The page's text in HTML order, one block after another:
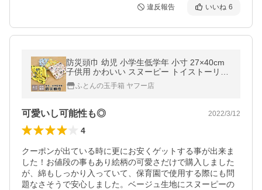
違反報告 いいね 6
防災頭巾 幼児 小学生低学年 小寸 27×40cm
子供用 かわいい スヌーピー トイストーリー
プーさん ミニオンズ 耳穴付き 防災グッズ
ふとんの玉手箱 ヤフー店
可愛いし可能性も◎ 2022/3/12
4
クーポンが出ている時に更にお安くゲットする事が出来ま
した！お値段の事もあり絵柄の可愛さだけで購入しました
が、綿もしっかり入っていて、保育園で使用する際にも問
題なさそうで安心しました。ベージュ生地にスヌーピーの